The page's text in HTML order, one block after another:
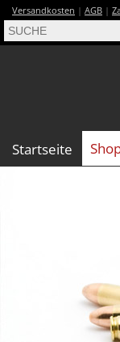
Versandkosten | AGB |
Startseite